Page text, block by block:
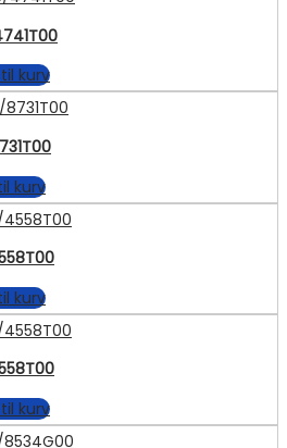
kurv
kurv
kurv
kurv